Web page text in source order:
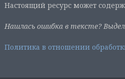
Настоящий ресурс может
Нашлась ошибка в тексте?
Политика в отношении